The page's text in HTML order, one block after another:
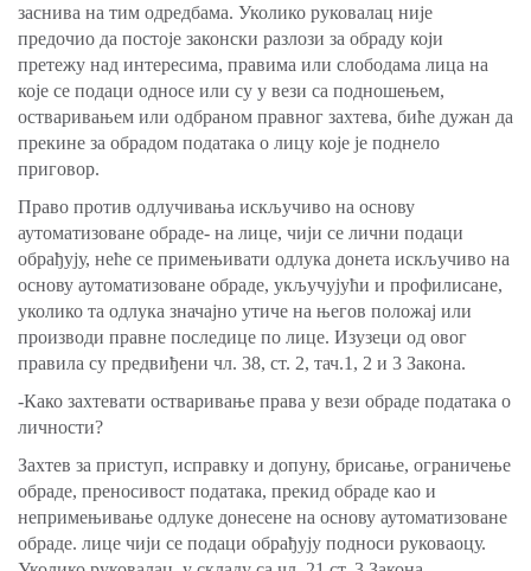
заснива на тим одредбама. Уколико руковалац није
предочио да постоје законски разлози за обраду који
претежу над интересима, правима или слободама лица на
које се подаци односе или су у вези са подношењем,
остваривањем или одбраном правног захтева, биће дужан да
прекине за обрадом података о лицу које је поднело
приговор.
Право против одлучивања искључиво на основу
аутоматизоване обраде- на лице, чији се лични подаци
обрађују, неће се примењивати одлука донета искључиво на
основу аутоматизоване обраде, укључујући и профилисане,
уколико та одлука значајно утиче на његов положај или
производи правне последице по лице. Изузеци од овог
правила су предвиђени чл. 38, ст. 2, тач.1, 2 и 3 Закона.
-Како захтевати остваривање права у вези обраде података о
личности?
Захтев за приступ, исправку и допуну, брисање, ограничење
обраде, преносивост података, прекид обраде као и
непримењивање одлуке донесене на основу аутоматизоване
обраде. лице чији се подаци обрађују подноси руковаоцу.